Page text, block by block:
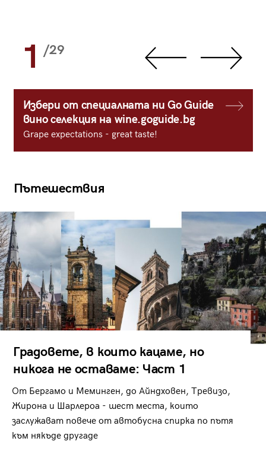
1 /29
Избери от специалната ни Go Guide
вино селекция на wine.goguide.bg
Grape expectations - great taste!
Пътешествия
Градовете, в които кацаме, но
никога не оставаме: Част 1
От Бергамо и Меминген, до Айндховен, Тревизо,
Жирона и Шарлероа - шест места, които
заслужават повече от автобусна спирка по пътя
към някъде другаде